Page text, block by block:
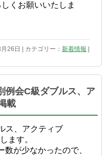
くお願いいたしま
26日 | カテゴリー：新着情報
例会C級ダブルス、ア
載
ス、アクティブ
ます。
が少なかったので、